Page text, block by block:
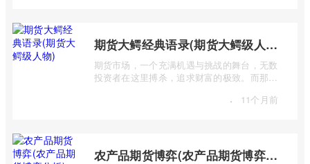
期货大鳄经典语录(期货大鳄级人物)
期货市场，一个充满机遇与挑战的舞台，无数
投资者在这里搏杀，追求财富的极致。而那些
· 11个月前
农产品期货博弈(农产品期货博弈分析)